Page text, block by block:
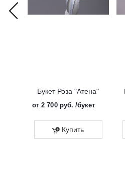
Букет Роза "Атена"
от2 700 руб. /букет
Купить